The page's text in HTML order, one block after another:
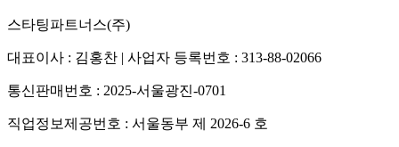
스타팅파트너스(주)
대표이사 : 김홍찬 | 사업자 등록번호 : 313-88-02066
통신판매번호 : 2025-서울광진-0701
직업정보제공번호 : 서울동부 제 2026-6 호